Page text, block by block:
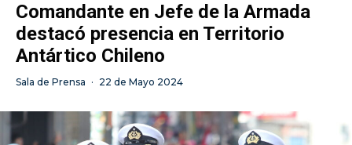
Comandante en Jefe de la Armada
destacó presencia en Territorio
Antártico Chileno
Sala de Prensa · 22 de Mayo 2024